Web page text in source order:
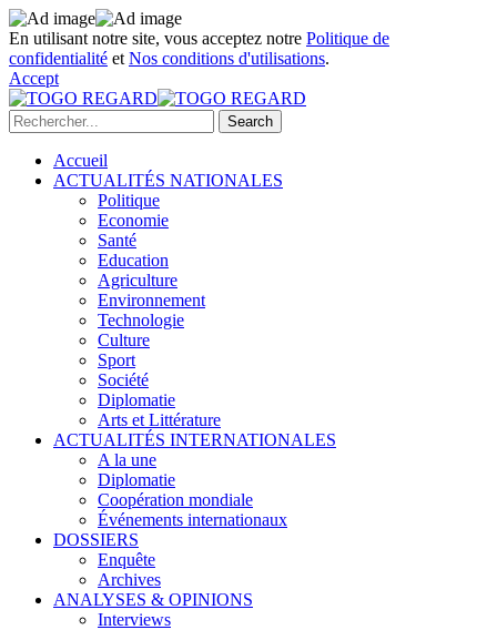
En utilisant notre site, vous acceptez notre Politique de
confidentialité et Nos conditions d'utilisations.
Accept
Accueil
ACTUALITÉS NATIONALES
Politique
Economie
Santé
Education
Agriculture
Environnement
Technologie
Culture
Sport
Société
Diplomatie
Arts et Littérature
ACTUALITÉS INTERNATIONALES
A la une
Diplomatie
Coopération mondiale
Événements internationaux
DOSSIERS
Enquête
Archives
ANALYSES & OPINIONS
Interviews